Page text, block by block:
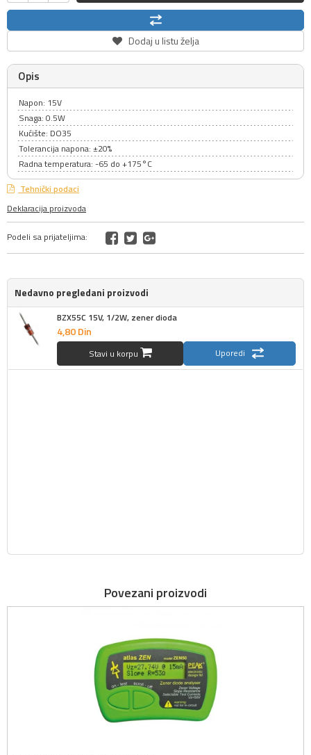
Dodaj u listu želja
Opis
Napon: 15V
Snaga: 0.5W
Kućište: DO35
Tolerancija napona: ±20%
Radna temperatura: -65 do +175°C
Tehnički podaci
Deklaracija proizvoda
Podeli sa prijateljima:
Nedavno pregledani proizvodi
BZX55C 15V, 1/2W, zener dioda
4,80Din
Stavi u korpu Uporedi
Povezani proizvodi